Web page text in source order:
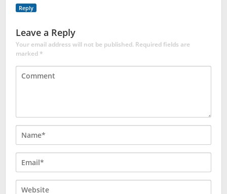
Reply
Leave a Reply
Your email address will not be published. Required fields are
marked*